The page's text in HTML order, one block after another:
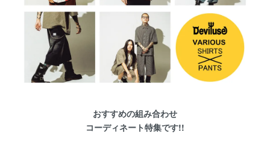
おすすめの組み合わせ
コーディネート特集です!!